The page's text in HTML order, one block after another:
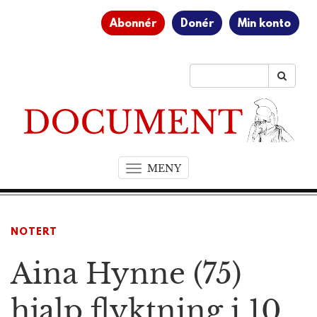
Abonnér Donér Min konto
MENYT
o
a
v
i
NOTERT
Aina Hynne (75)